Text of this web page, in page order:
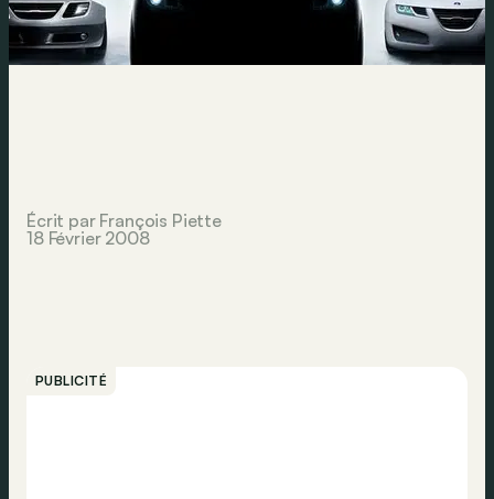
Écrit par François Piette
18 Février 2008
PUBLICITÉ